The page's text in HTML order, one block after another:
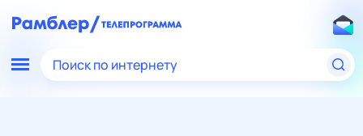
Поиск по интернету